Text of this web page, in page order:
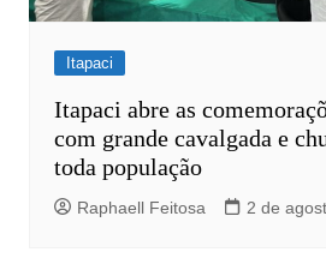
Itapaci
Itapaci abre as
com grande cavalgada e
toda população
Raphaell Feitosa 2 de